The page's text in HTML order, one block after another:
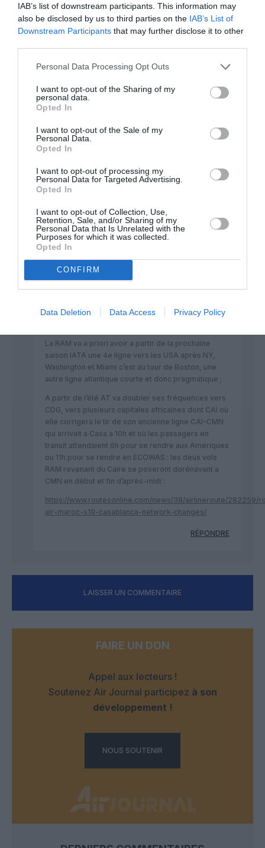
IAB’s list of downstream participants. This information may
also be disclosed by us to third parties on the IAB’s List of
Downstream Participants that may further disclose it to other
Personal Data Processing Opt Outs
I want to opt-out of the Sharing of my
personal data.
Opted In
I want to opt-out of the Sale of my
Personal Data.
Opted In
I want to opt-out of processing my
Personal Data for Targeted Advertising.
Opted In
I want to opt-out of Collection, Use,
Retention, Sale, and/or Sharing of my
Personal Data that Is Unrelated with the
Purposes for which it was collected.
Opted In
CONFIRM
Data Deletion Data Access Privacy Policy
BA elles souvent de 2h un temps optimal pour
permettre un changement d’avion.
$dreamlinera commenté :
4 janvier 2019 - 20 h 19
Enfin une augmentation de fréquence pour Saa ! 2019
s’annonce bien, bien que son staff prévoit toujours finir dans
le rouge l’exercice 2019-2020 pour dégager un bénéfice en
Bonne chance SAA ! En espérons que les élections de mai de
cette année ne viennent pas tout gâcher !!!
RÉPONDRE
NDRa commenté :
5 janvier 2019 - 21 h
+1
brûler moins de fuel car elle ses vols directs vers
La RAM va a priori avoir a partir de la prochaine
saison IATA une 4e ligne vers les USA après NY,
Washington et Miami c’est au tour de Boston, une
autre ligne atlantique courte et donc pragmatique ;
A partir de l’été AT va doubler ses fréquences vers
CDG, vers plusieurs capitales africaines dont CAI où
elle corrigera le tir de son ancienne ligne CAI-CMN
qui arrivait a Casa a 10h et où les passagers en
transit attendaient 6h pour se rendre aux Amériques
ou 11h pour se rendre en ECOWAS : les deux vols
RAM revenant du Caire se poseront dorénavant a
CMN en début et fin d’après-midi :
https://www.routesonline.com/news/38/airlineroute/282259/
air-maroc-s19-casablanca-network-changes/
RÉPONDRE
LAISSER UN COMMENTAIRE
FAIRE UN DON
Appel aux lecteurs !
Soutenez Air Journal participez à son
développement !
NOUS SOUTENIR